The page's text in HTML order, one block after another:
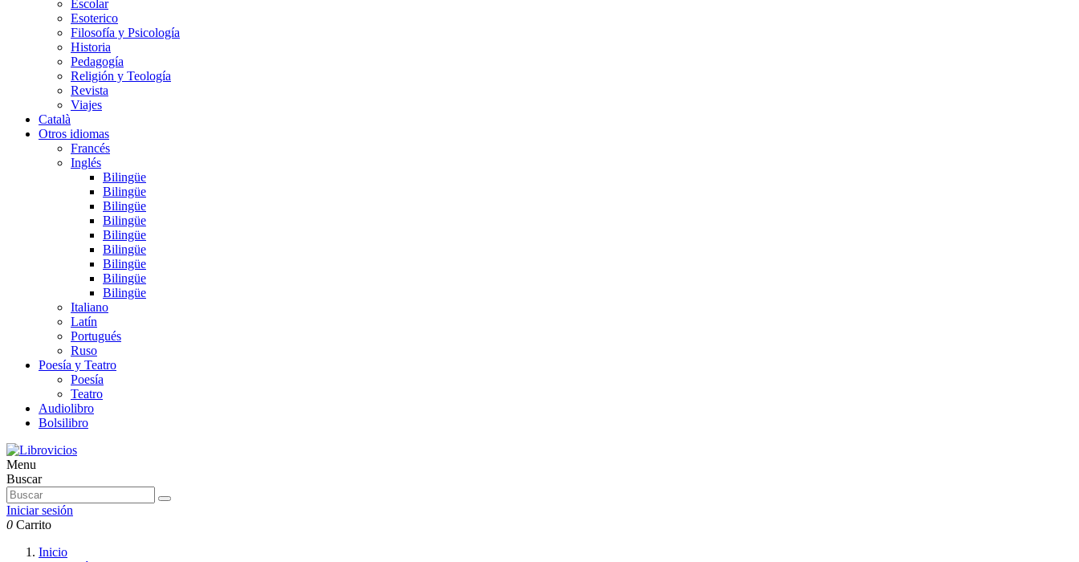
Escolar
Esoterico
Filosofía y Psicología
Historia
Pedagogía
Religión y Teología
Revista
Viajes
Català
Otros idiomas
Francés
Inglés
Bilingüe
Bilingüe
Bilingüe
Bilingüe
Bilingüe
Bilingüe
Bilingüe
Bilingüe
Bilingüe
Italiano
Latín
Portugués
Ruso
Poesía y Teatro
Poesía
Teatro
Audiolibro
Bolsilibro
Menu
Buscar
Iniciar sesión
0 Carrito
Inicio